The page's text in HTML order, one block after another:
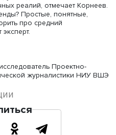
маркетинга — 4.0 — все
между людьми и
13-й iPhone Pro, то
роликов, снятых на эту
медленного,
были не менее